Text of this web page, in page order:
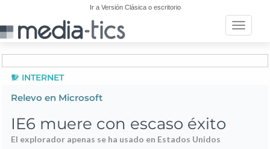
Ir a Versión Clásica o escritorio
Toggle
INTERNET
Relevo en Microsoft
IE6 muere con escaso éxito
El explorador apenas se ha usado en Estados Unidos